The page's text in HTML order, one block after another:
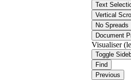
Text
Vertical
No Spreads
Document
Visualiser
Toggle
Find
Previous